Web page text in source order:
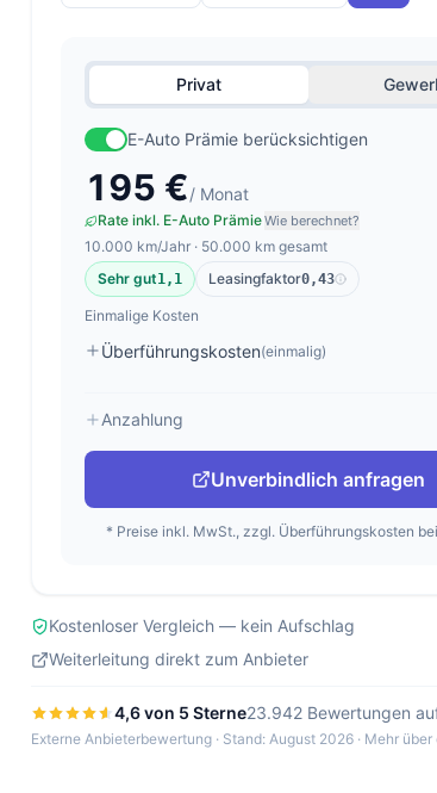
Privat
E-Auto Prämie berücksichtigen
195 €/ Monat
Rate inkl. E-Auto PrämieWie berechnet?
10.000 km/Jahr · 50.000 km gesamt
Sehr gut1,1 Leasingfaktor0,43
Einmalige Kosten
Überführungskosten(einmalig)
Anzahlung
Unverbindlich anfragen
* Preise inkl. MwSt., zzgl. Überführungskosten
Kostenloser Vergleich — kein Aufschlag
Weiterleitung direkt zum Anbieter
4,6 von 5 Sterne23.942 Bewertungen
Externe Anbieterbewertung · Stand: August 2026 · Mehr